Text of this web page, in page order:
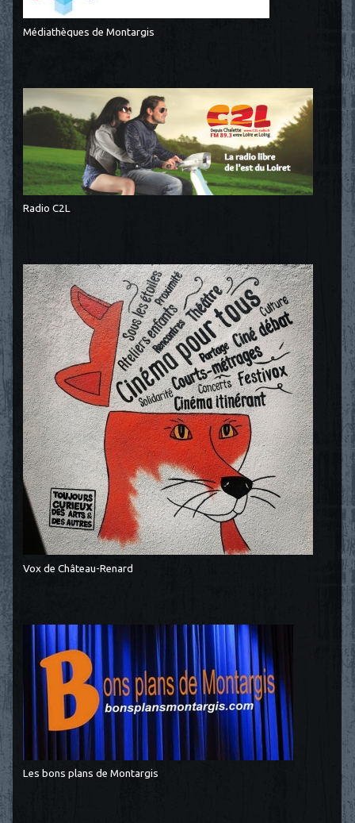
Médiathèques de Montargis
Radio C2L
Vox de Château-Renard
Les bons plans de Montargis